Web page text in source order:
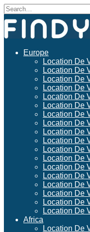
Skip
to
content
Search
for:
Europe
Location De
Location De
Location De
Location De
Location De
Location De
Location De
Location De
Location De
Location De
Location De
Location De
Location De
Location De
Location De
Location De
Location De
Location De
Africa
Location De